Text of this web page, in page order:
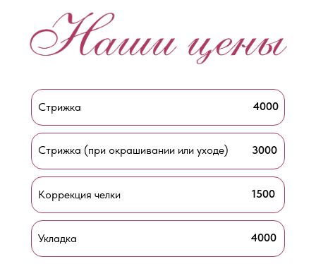
Стрижка 4000
Стрижка (при окрашивании или уходе) 3000
Коррекция челки 1500
Укладка 4000